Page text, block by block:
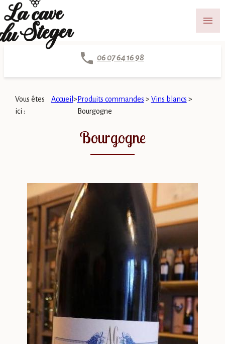
menu
06 07 64 16 98
Vous êtes
ici :
Accueil > Produits commandes > Vins blancs >
Bourgogne
Bourgogne
Panneau de gestion des cookies